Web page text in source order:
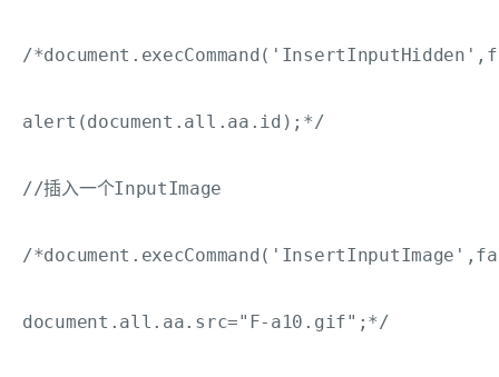
/
alert(document.all.aa.id);*/
//插入一个InputImage
/
document.all.aa.src="F-a10.gif";*/